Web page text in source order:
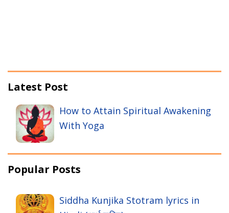
Latest Post
How to Attain Spiritual Awakening
With Yoga
Popular Posts
Siddha Kunjika Stotram lyrics in